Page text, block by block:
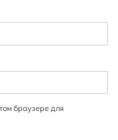
браузере для